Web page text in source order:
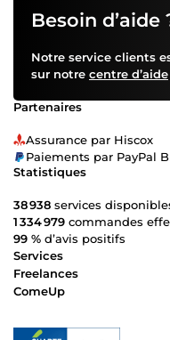
Besoin d’aide
Notre service clients
sur notre centre d’aide
Partenaires
Assurance par Hiscox
Paiements par PayPal
Statistiques
38 938 services
1 334 979 commandes
99 % d’avis positifs
Services
Freelances
ComeUp